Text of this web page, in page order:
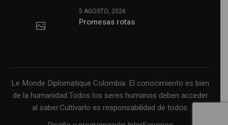
5 AGOSTO, 2026
Promesas rotas
Le Monde Diplomatique Colombia. El conocimiento es bien
de la humanidad.Todos los seres humanos deben acceder
al saber.Cultivarlo es responsabilidad de todos.